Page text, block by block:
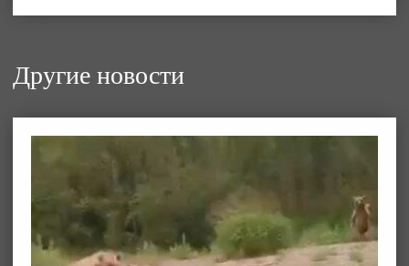
Другие новости